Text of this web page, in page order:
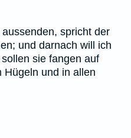
spricht der
und darnach will ich
sie fangen auf
Hügeln und in allen